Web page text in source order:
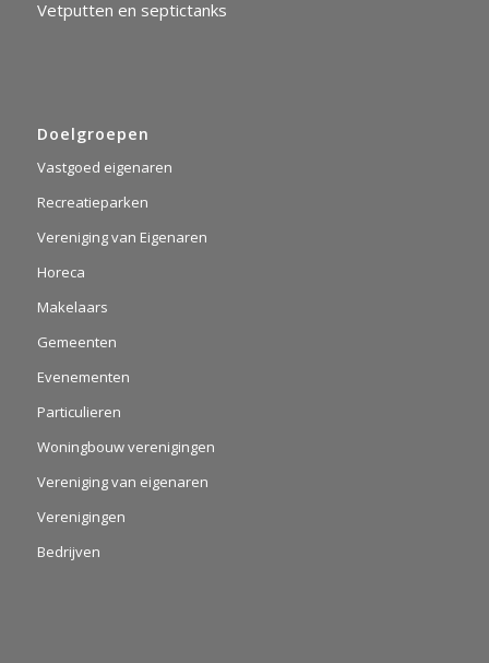
Vetputten en septictanks
Doelgroepen
Vastgoed eigenaren
Recreatieparken
Vereniging van Eigenaren
Horeca
Makelaars
Gemeenten
Evenementen
Particulieren
Woningbouw verenigingen
Vereniging van eigenaren
Verenigingen
Bedrijven